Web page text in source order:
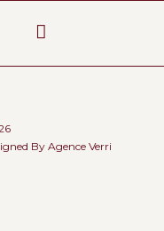
ByAgence Verri